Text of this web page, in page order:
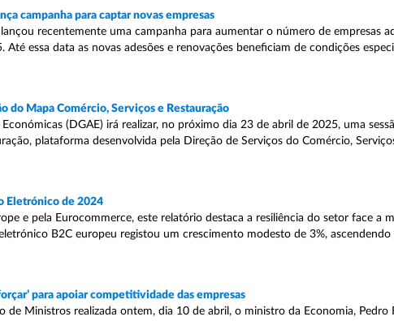
campanha para captar novas empresas
recentemente uma campanha para aumentar o número de empresas
essa data as novas adesões e renovações beneficiam de condições
do Mapa Comércio, Serviços e Restauração
(DGAE) irá realizar, no próximo dia 23 de abril de 2025, uma
plataforma desenvolvida pela Direção de Serviços do Comércio,
Eletrónico de 2024
e pela Eurocommerce, este relatório destaca a resiliência do setor face a
B2C europeu registou um crescimento modesto de 3%,
para apoiar competitividade das empresas
de Ministros realizada ontem, dia 10 de abril, o ministro da Economia, Pedro